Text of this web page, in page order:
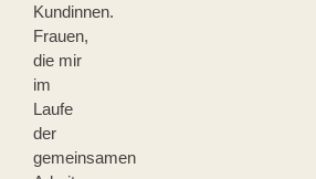
Kundinnen.
Frauen,
die mir
im
Laufe
der
gemeinsamen